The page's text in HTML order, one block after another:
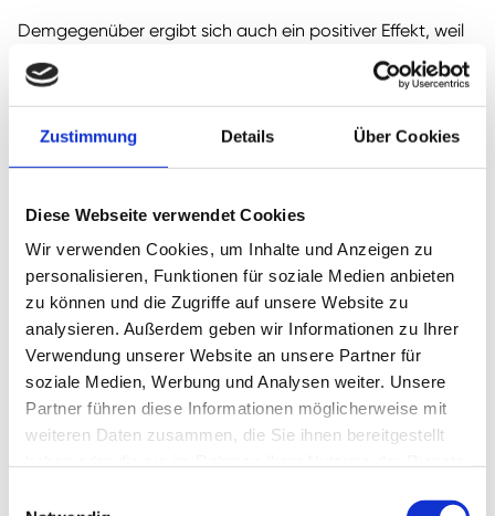
Zustimmung Details Über Cookies
Diese Webseite verwendet Cookies
Wir verwenden Cookies, um Inhalte und Anzeigen zu
personalisieren, Funktionen für soziale Medien anbieten
zu können und die Zugriffe auf unsere Website zu
analysieren. Außerdem geben wir Informationen zu Ihrer
Verwendung unserer Website an unsere Partner für
soziale Medien, Werbung und Analysen weiter. Unsere
Partner führen diese Informationen möglicherweise mit
weiteren Daten zusammen, die Sie ihnen bereitgestellt
Demgegenüber ergibt sich auch ein positiver Effekt, weil
europäische Touristen verstärkt innerhalb Europas
verreisen.
Ob sich die Effekte ausgleichen oder ob einer der Effekte
überwiegt, kann das Management aufgrund des
einschätzen.
Prognose 2026
Der Finanzvorstand bestätigte auf der
Hauptversammlung 2026 die Jahresprognose (Umsatz +6
%, EBT-Marge im Bereich von 10 %).